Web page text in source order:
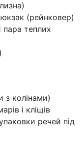
(рейнковер)
пара теплих
з колінами)
і кліщів
речей під